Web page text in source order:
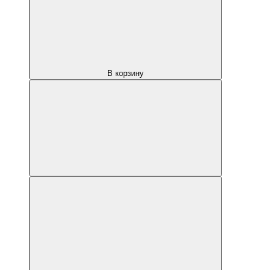
В корзину